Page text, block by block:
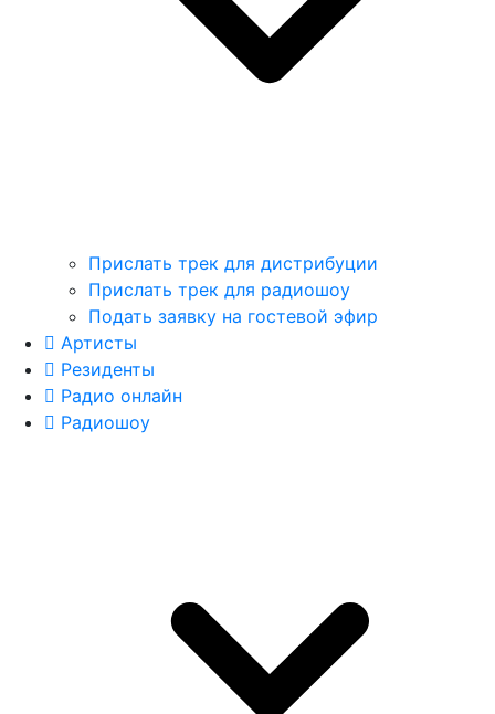
Прислать трек для дистрибуции
Прислать трек для радиошоу
Подать заявку на гостевой эфир
Артисты
Резиденты
Радио онлайн
Радиошоу